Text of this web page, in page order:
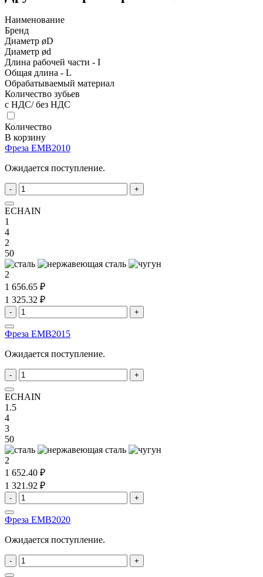
Наименование
Бренд
Диаметр øD
Диаметр ød
Длина рабочей части - I
Общая длина - L
Обрабатываемый материал
Количество зубьев
с НДС/ без НДС
Количество
В корзину
Фреза EMB2010
Ожидается поступление.
- +
ECHAIN
1
4
2
50
2
1 656.65 ₽
1 325.32 ₽
- +
Фреза EMB2015
Ожидается поступление.
- +
ECHAIN
1.5
4
3
50
2
1 652.40 ₽
1 321.92 ₽
- +
Фреза EMB2020
Ожидается поступление.
- +